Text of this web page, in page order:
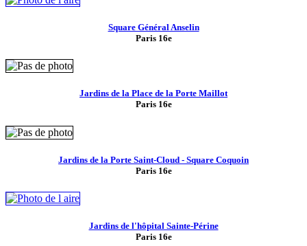
Square Général Anselin
Paris 16e
Jardins de la Place de la Porte Maillot
Paris 16e
Jardins de la Porte Saint-Cloud - Square Coquoin
Paris 16e
Jardins de l'hôpital Sainte-Périne
Paris 16e